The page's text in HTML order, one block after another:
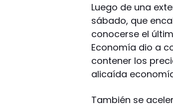
Luego de una
sábado, que
conocerse el
Economía dio a
contener los
alicaída
También se